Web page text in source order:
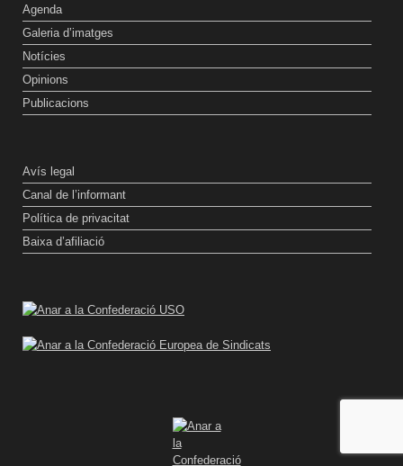
Agenda
Galeria d’imatges
Notícies
Opinions
Publicacions
Avís legal
Canal de l’informant
Política de privacitat
Baixa d’afiliació